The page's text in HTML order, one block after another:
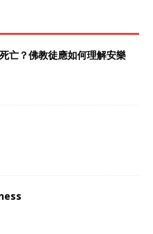
亡？佛教徒應如何理解安樂